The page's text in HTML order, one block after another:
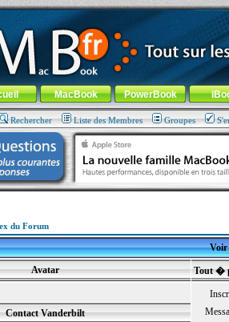
Apple... 100% nomade !
Aller au menu général-Aller au menu de
MacBook PowerBook
Rechercher Liste des Membres Groupes
du Forum
Voir
Avatar
Tout �
Contact Vanderbilt